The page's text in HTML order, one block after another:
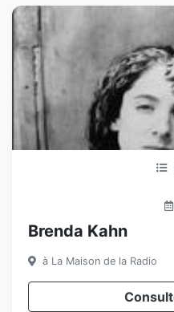
Brenda Kahn
à La Maison de la Radio